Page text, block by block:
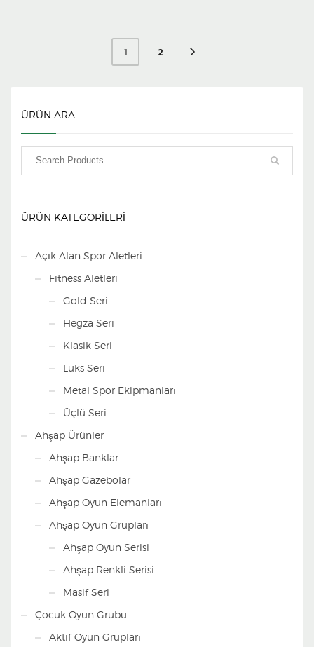
1 2
ÜRÜN ARA
ÜRÜN KATEGORİLERİ
Açık Alan Spor Aletleri
Fitness Aletleri
Gold Seri
Hegza Seri
Klasik Seri
Lüks Seri
Metal Spor Ekipmanları
Üçlü Seri
Ahşap Ürünler
Ahşap Banklar
Ahşap Gazebolar
Ahşap Oyun Elemanları
Ahşap Oyun Grupları
Ahşap Oyun Serisi
Ahşap Renkli Serisi
Masif Seri
Çocuk Oyun Grubu
Aktif Oyun Grupları